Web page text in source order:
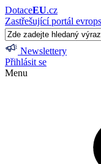
DotaceEU.cz
Zastřešující portál
Newslettery
Přihlásit se
Menu